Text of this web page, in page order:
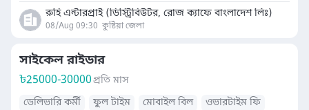
রুহি এন্টারপ্রাই (ডিস্ট্রিবিউটর, রোজ ক্যাফে বাংলাদেশ লিঃ)
08/Aug 09:30 কুষ্টিয়া জেলা
সাইকেল রাইডার
৳25000-30000প্রতি মাস
ডেলিভারি কর্মী
ফুল টাইম মোবাইল বিল ওভারটাইম ফি